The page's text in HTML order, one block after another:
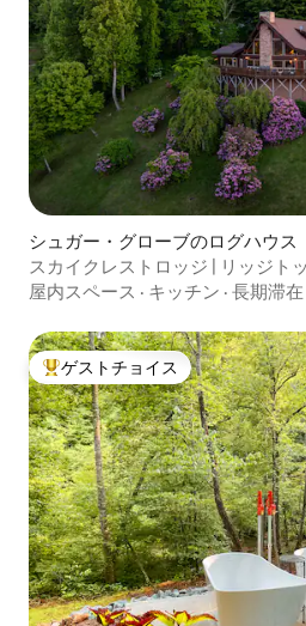
シュガー・グローブのログハウス
スカイクレストロッジ | リッジト
ム、ジャグジー
屋内スペース · キッチン · 長期滞在
大好評のゲストチョイスです。
ゲストチョイス